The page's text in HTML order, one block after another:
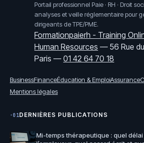
Portail professionnel Paie · RH · Droit
analyses et veille réglementaire pour
dirigeants de TPE/PME.
Formationpaierh - Training
Human Resources —56 Rue
Paris —01 42 64 70 18
BusinessFinanceÉducation & EmploiAssurance
Mentions légales
·01DERNIÈRES PUBLICATIONS
Mi-temps thérapeutique : quel